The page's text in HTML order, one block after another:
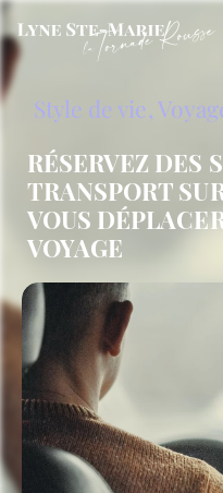
Style de vie,
RÉSERVEZ DES
TRANSPORT
VOUS
VOYAGE